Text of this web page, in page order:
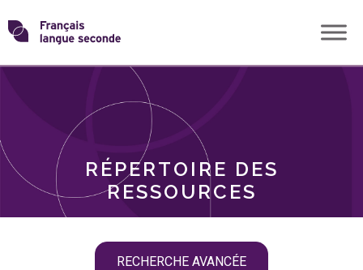
Skip
toTransformons
langue
RÉPERTOIRE DES
RESSOURCES
RECHERCHE AVANCÉE
THÈMES